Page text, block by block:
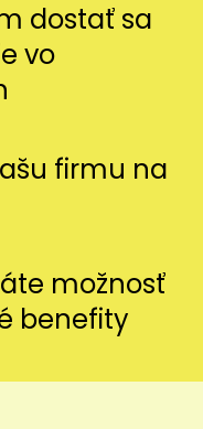
dostať sa
vo
firmu na
možnosť
benefity